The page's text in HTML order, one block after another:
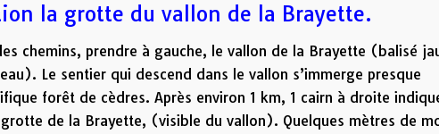
la grotte du vallon de la Brayette.
chemins, prendre à gauche, le vallon de la Brayette (balisé
Le sentier qui descend dans le vallon s’immerge presque
forêt de cèdres. Après environ 1 km, 1 cairn à droite
de la Brayette, (visible du vallon). Quelques mètres de